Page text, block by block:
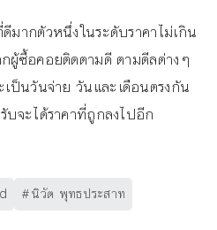
มากตัวหนึ่งในระดับราคาไม่เกิน
ซื้อคอยติดตามดี ตามดีลต่างๆ
ป็นวันจ่าย วันและเดือนตรงกัน
จะได้ราคาที่ถูกลงไปอีก
นิวัต พุทธประสาท